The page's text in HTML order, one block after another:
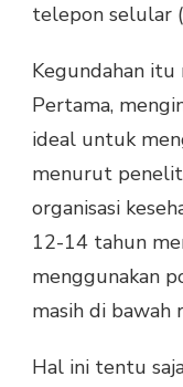
telepon selular
Kegundahan itu
Pertama,
ideal untuk
menurut
organisasi
12-14 tahun
menggunakan
masih di bawah
Hal ini tentu